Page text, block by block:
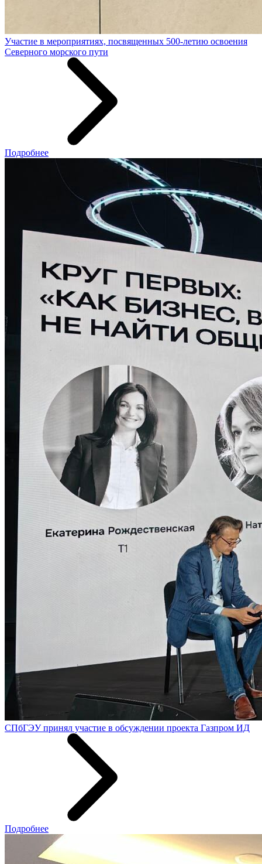
Участие в мероприятиях, посвященных 500-летию освоения
Северного морского пути
Подробнее
СПбГЭУ принял участие в обсуждении проекта Газпром ИД
Подробнее